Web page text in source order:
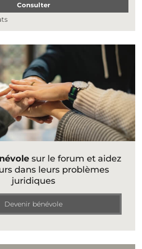
Consulter
sur le forum et aidez
dans leurs problèmes
juridiques
Devenir bénévole